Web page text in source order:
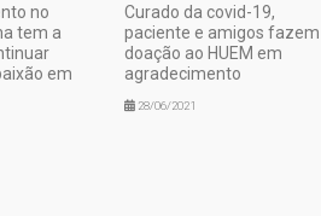
no
tem a
em
Curado da covid-19,
paciente e amigos fazem
doação ao HUEM em
agradecimento
28/06/2021